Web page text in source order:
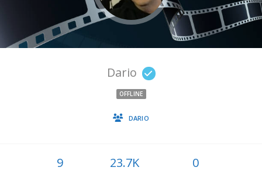
Dario
OFFLINE
DARIO
9 23.7K 0